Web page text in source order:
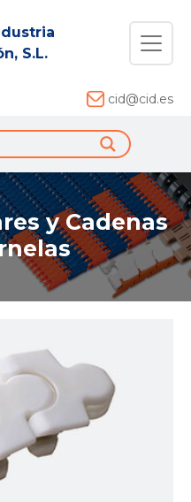
S.L.
cid@cid.es
y Cadenas